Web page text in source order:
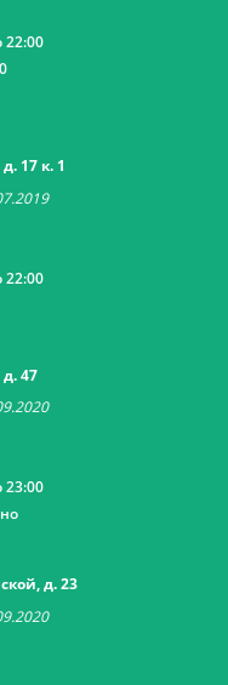
22:00
17 к. 1
22:00
47
23:00
д. 23